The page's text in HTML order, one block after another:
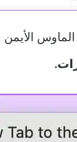
الماوس